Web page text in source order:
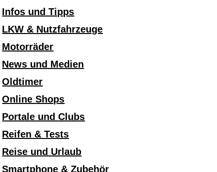
Infos und Tipps
LKW & Nutzfahrzeuge
Motorräder
News und Medien
Oldtimer
Online Shops
Portale und Clubs
Reifen & Tests
Reise und Urlaub
Smartphone & Zubehör